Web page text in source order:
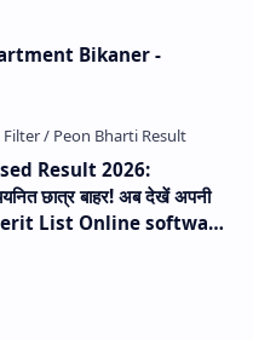
Bikaner -
Result 2026:
छात्र बाहर! अब देखें अपनी
List Online software